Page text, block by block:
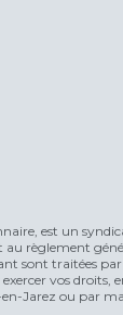
est un
règlement
sont traitées
vos
Jarez ou par